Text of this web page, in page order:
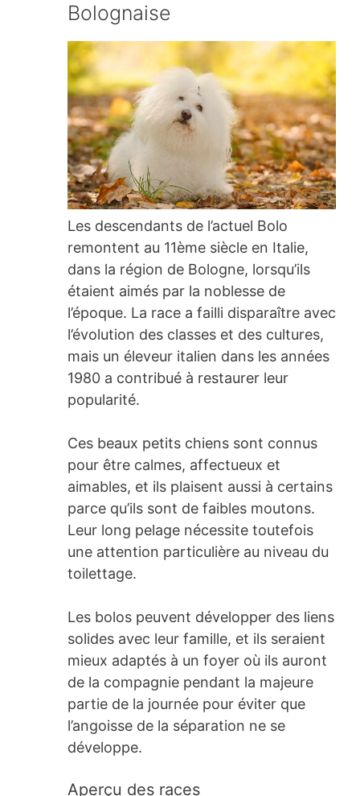
Bolognaise
Les descendants de l’actuel Bolo
remontent au 11ème siècle en Italie,
dans la région de Bologne, lorsqu’ils
étaient aimés par la noblesse de
l’époque. La race a failli disparaître avec
l’évolution des classes et des cultures,
mais un éleveur italien dans les années
1980 a contribué à restaurer leur
popularité.
Ces beaux petits chiens sont connus
pour être calmes, affectueux et
aimables, et ils plaisent aussi à certains
parce qu’ils sont de faibles moutons.
Leur long pelage nécessite toutefois
une attention particulière au niveau du
toilettage.
Les bolos peuvent développer des liens
solides avec leur famille, et ils seraient
mieux adaptés à un foyer où ils auront
de la compagnie pendant la majeure
partie de la journée pour éviter que
l’angoisse de la séparation ne se
développe.
Aperçu des races